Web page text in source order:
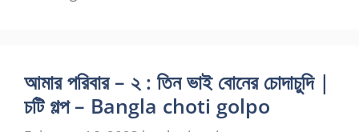
আমার পরিবার – ২ : তিন ভাই বোনের চোদাচুদি |
চটি গল্প – Bangla choti golpo